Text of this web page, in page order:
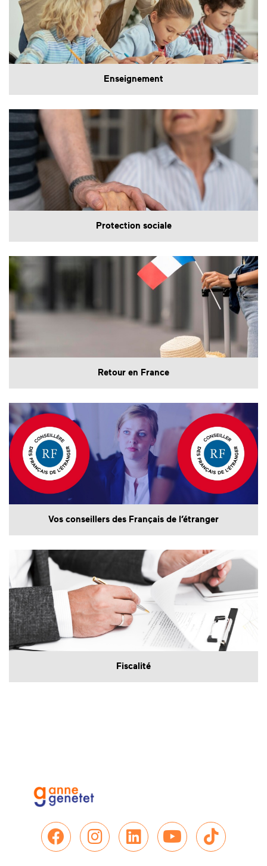
Enseignement
Protection sociale
Retour en France
Vos conseillers des Français de l’étranger
Fiscalité
Nous retrouver sur
Nous retrouver sur
Nous retrouver
NousNous